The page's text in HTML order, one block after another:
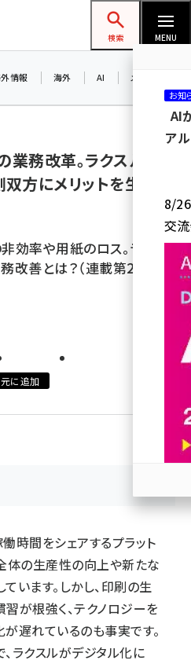
ョップ担当者フォーラム
検索 MENU
情報 海外 AI メタバース
務改革。ラクスルが
方にメリットを生む仕
効率や用紙のロス。ラクス
善とは？（連載第2回）
に追加
時間をシェアするプラット
体の生産性の向上や新たな
います。しかし、印刷の生
が根強く、テクノロジーを
遅れているのも事実です。
ラクスルがデジタル化に
お知
AI
ア
8/26
交
参